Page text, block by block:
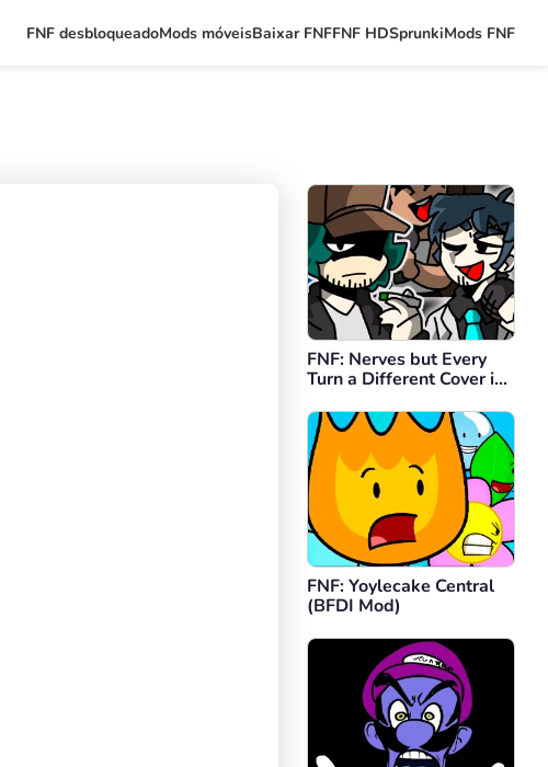
FNF desbloqueadoMods móveisBaixar FNFFNF HDSprunkiMods FNF
FNF: Nerves but Every
Turn a Different Cover is
FNF: Yoylecake Central
(BFDI Mod)